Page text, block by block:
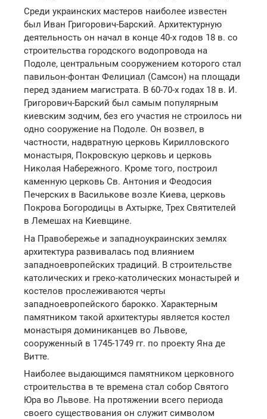
Среди украинских мастеров наиболее известен
был Иван Григорович-Барский. Архитектурную
деятельность он начал в конце 40-х годов 18 в. со
строительства городского водопровода на
Подоле, центральным сооружением которого стал
павильон-фонтан Фелициал (Самсон) на площади
перед зданием магистрата. В 60-70-х годах 18 в. И.
Григорович-Барский был самым популярным
киевским зодчим, без его участия не строилось ни
одно сооружение на Подоле. Он возвел, в
частности, надвратную церковь Кирилловского
монастыря, Покровскую церковь и церковь
Николая Набережного. Кроме того, построил
каменную церковь Св. Антония и Феодосия
Печерских в Василькове возле Киева, церковь
Покрова Богородицы в Ахтырке, Трех Святителей
в Лемешах на Киевщине.
На Правобережье и западноукраинских землях
архитектура развивалась под влиянием
западноевропейских традиций. В строительстве
католических и греко-католических монастырей и
костелов прослеживаются черты
западноевропейского барокко. Характерным
памятником такой архитектуры является костел
монастыря доминиканцев во Львове,
сооруженный в 1745-1749 гг. по проекту Яна де
Витте.
Наиболее выдающимся памятником церковного
строительства в те времена стал собор Святого
Юра во Львове. На протяжении всего периода
своего существования он служит символом